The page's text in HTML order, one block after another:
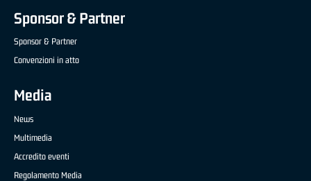
Sponsor & Partner
Sponsor & Partner
Convenzioni in atto
Media
News
Multimedia
Accredito eventi
Regolamento Media